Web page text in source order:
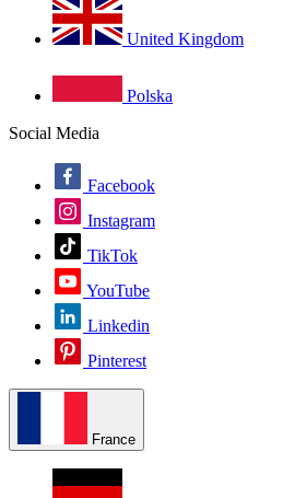
United Kingdom
Polska
Social Media
Facebook
Instagram
TikTok
YouTube
Linkedin
Pinterest
France